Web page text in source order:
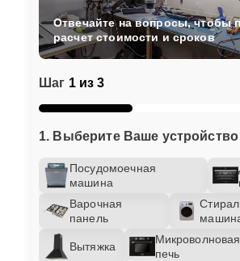
Шаг 1 из 3
1. Выберите Ваше устройство
Посудомоечная
машина
Варочная
панель
Вытяжка
Микроволновая
печь
Отвечайте на вопросы, чтобы
расчет стоимости и сроков